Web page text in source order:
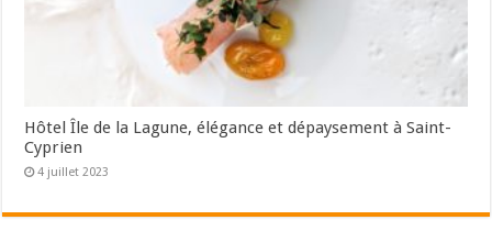
Hôtel Île de la Lagune, élégance et dépaysement à Saint-
Cyprien
4 juillet 2023